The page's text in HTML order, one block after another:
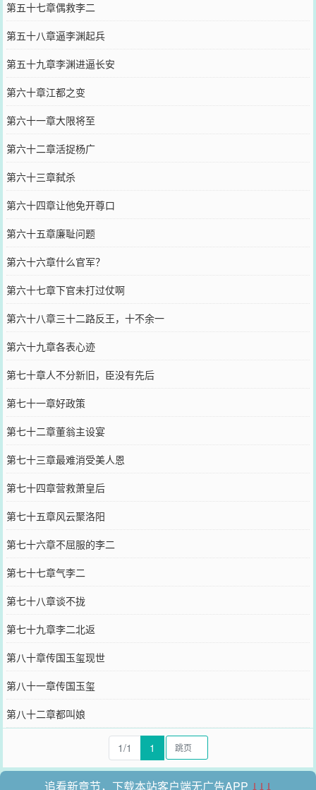
第五十七章偶救李二
第五十八章逼李渊起兵
第五十九章李渊进逼长安
第六十章江都之变
第六十一章大限将至
第六十二章活捉杨广
第六十三章弑杀
第六十四章让他免开尊口
第六十五章廉耻问题
第六十六章什么官军？
第六十七章下官未打过仗啊
第六十八章三十二路反王，十不余一
第六十九章各表心迹
第七十章人不分新旧，臣没有先后
第七十一章好政策
第七十二章董翁主设宴
第七十三章最难消受美人恩
第七十四章营救萧皇后
第七十五章风云聚洛阳
第七十六章不屈服的李二
第七十七章气李二
第七十八章谈不拢
第七十九章李二北返
第八十章传国玉玺现世
第八十一章传国玉玺
第八十二章都叫娘
1/1 1
追看新章节，下载本站客户端无广告APP ↓↓↓